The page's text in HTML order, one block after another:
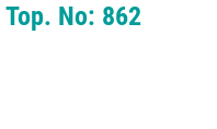
No: 862